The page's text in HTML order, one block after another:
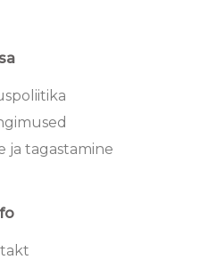
ja tagastamine